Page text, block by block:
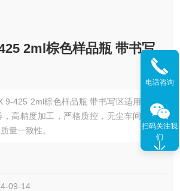
2ml棕色样品瓶 带书写
9-425 2ml棕色样品瓶 带书写区适用于各
高精度加工，严格质控，无尘车间，保
量一致性。
09-14
电话咨询
扫码关注我
们